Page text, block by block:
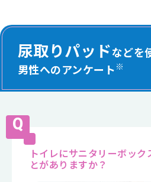
尿取りパッドなどを
男性へのアンケート ※
トイレにサニタリーボッ
とがありますか？